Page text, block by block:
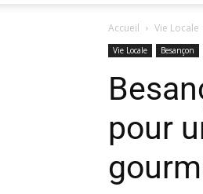
Accueil Vie Locale
Vie Locale Besançon
pour